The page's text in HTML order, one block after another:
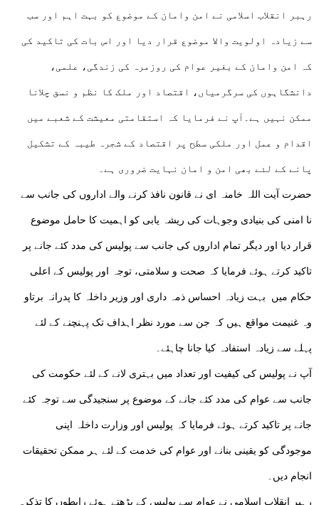
رہبر انقلاب اسلامی نے امن وامان کے موضوع کو بہت اہم اور سب
سے زیادہ اولویت والا موضوع قرار دیا اور اس بات کی تاکید کی
کہ امن وامان کے بغیر عوام کی روزمرہ کی زندگی، علمی،
دانشگاہوں کی سرگرمیاں، اقتصاد اور ملک کا نظم و نسق چلانا
ممکن نہیں ہے۔آپ نے فرمایا کہ استقامتی معیشت کے شعبے میں
اقدام و عمل اور ملکی سطح پر اقتصاد کے شجرہ طیبہ کے تشکیل
پانے کے لئے بھی امن و امان نہایت ضروری ہے۔
حضرت آیت اللہ خامنہ ای نے قانون نافذ کرنے والے اداروں کی جانب سے
نا امنی کی بنیادی وجوہات کی ریشہ یابی کو اہمیت کا حامل موضوع
قرار دیا اور دیگر تمام اداروں کی جانب سے پولیس کی مدد کئے جانے پر
تاکید کرتے ہوئے فرمایا کہ صحت و سلامتی، توجہ اور پولیس کے اعلی
حکام میں بہت زیادہ احساس ذمہ داری اور وزیر داخلہ کا پدرانہ برتاو
وہ غنیمت مواقع ہیں کہ جن سے مورد نظر اہداف تک پہنچنے کے لئے
پہلے سے زیادہ استفادہ کیا جانا چاہئے۔
آپ نے پولیس کی کیفیت اور تعداد میں بہتری لانے کے لئے حکومت کی
جانب سے عوام کی مدد کئے جانے کے موضوع پر سنجیدگی سے توجہ کئے
جانے پر تاکید کرتے ہوئے فرمایا کہ پولیس اور وزارت داخلہ اپنی
موجودگی کو یقینی بنانے اور عوام کی خدمت کے لئے ہر ممکن تحقیقات
انجام دیں۔
رہبر انقلاب اسلامی نے عوام سے پولیس کے بڑھتے ہوئے رابطوں کا تذکرہ